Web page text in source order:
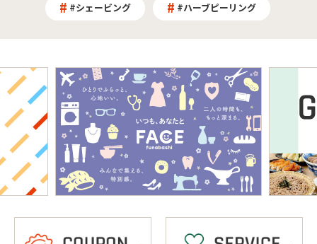
#シェービング #ハーブピーリング